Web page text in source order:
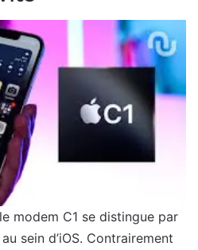
modem C1 se distingue par
sein d’iOS. Contrairement